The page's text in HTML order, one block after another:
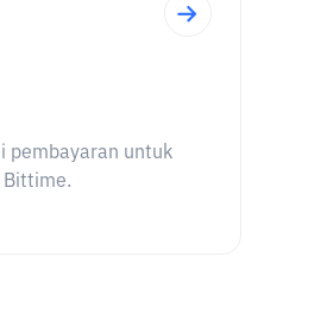
pembayaran untuk
Bittime.